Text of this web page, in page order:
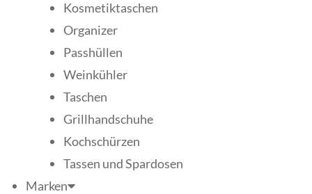
Kosmetiktaschen
Organizer
Passhüllen
Weinkühler
Taschen
Grillhandschuhe
Kochschürzen
Tassen und Spardosen
Marken